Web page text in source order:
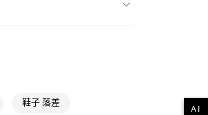
鞋子 落差
AI